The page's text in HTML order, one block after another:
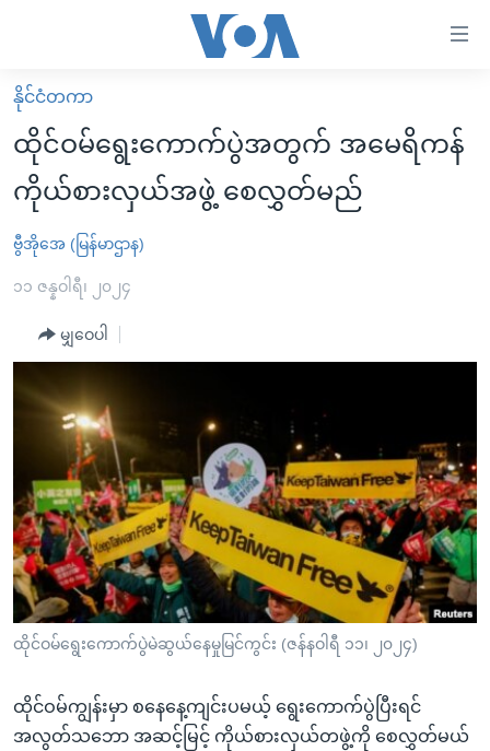
လွယ်ကူ
စေ
သည့်
Link
များ
ပင်မ
ညွန်း
စာမျက်နှာ
သို့
ကျော်
ကြည့်
ရှာဖွေ
ရန်
မူလစာမျက်နှာ
မြန်မာ
ကမ္ဘာ့သတင်းများ
နိုင်ငံတကာ
အမေရိကန်
အစ္စရေး-ပါလက်စတိုင်း
ဗွီဒီယို
သတင်းလွတ်လပ်ခွင့်
အင်္ဂလိပ်စာလေ့လာမယ်
အမေရိကန်သုံးအီဒီယံ
မကြေးမုံရဲ့ အင်္ဂလိပ်စာ
ရုပ်ရှင်ထဲက အင်္ဂလိပ်စာ
သုတပဒေသာ အင်္ဂလိပ်စာ
အပတ်စဉ်ကဏ္ဍများ
ရေဒီယို
ရေဒီယိုနှင့်ရုပ်သံ အချက်အလက်များ
ရေဒီယို/တီဗွီအစီအစဉ်
Learning English
ဗွီအိုအေ လူမှုကွန်ယက်များ
ဘာသာစကားများ
နိုင်ငံတကာ
ထိုင်ဝမ်ရွေးကောက်ပွဲအတွက် အမေရိကန်
ကိုယ်စားလှယ်အဖွဲ့ စေလွှတ်မည်
ဗွီအိုအေ (မြန်မာဌာန)
၁၁ ဇန္နဝါရီ၊ ၂၀၂၄
မျှဝေပါ
ထိုင်ဝမ်ရွေးကောက်ပွဲမဲဆွယ်နေမှုမြင်ကွင်း (ဇန်နဝါရီ ၁၁၊ ၂၀၂၄)
ထိုင်ဝမ်ကျွန်းမှာ စနေနေ့ကျင်းပမယ့် ရွေးကောက်ပွဲပြီးရင်
အလွတ်သဘော အဆင့်မြင့် ကိုယ်စားလှယ်တဖွဲ့ကို စေလွှတ်မယ်